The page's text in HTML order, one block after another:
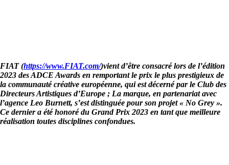
FIAT(https://www.FIAT.com/)vient d’être consacré lors de l’édition
2023 des ADCE Awards en remportant le prix le plus prestigieux de
la communauté créative européenne, qui est décerné par le Club des
Directeurs Artistiques d’Europe ; La marque, en partenariat avec
l’agence Leo Burnett, s’est distinguée pour son projet « No Grey ».
Ce dernier a été honoré du Grand Prix 2023 en tant que meilleure
réalisation toutes disciplines confondues.